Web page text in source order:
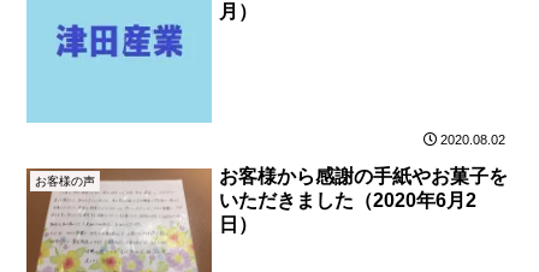
月）
2020.08.02
お客様の声
お客様から感謝の手紙やお菓子を
いただきました（2020年6月2
日）